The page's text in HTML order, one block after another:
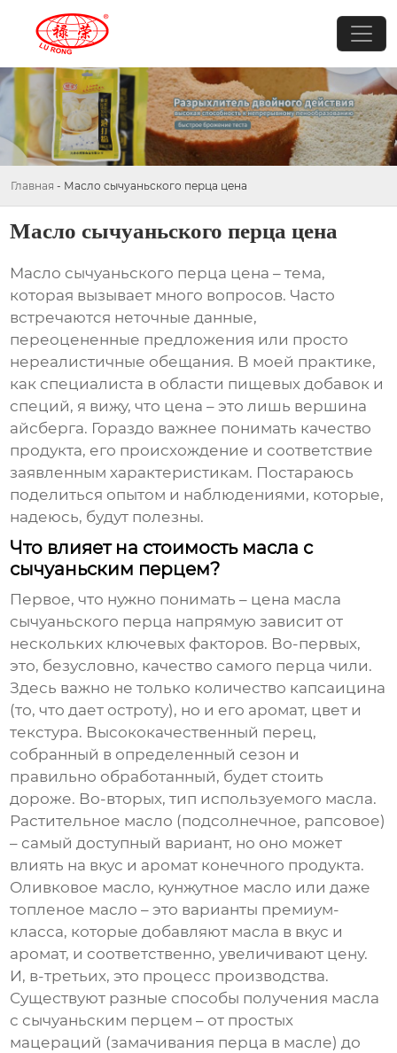
Главная - Масло сычуаньского перца цена
Масло сычуаньского перца цена
Масло сычуаньского перца цена – тема,
которая вызывает много вопросов. Часто
встречаются неточные данные,
переоцененные предложения или просто
нереалистичные обещания. В моей практике,
как специалиста в области пищевых добавок и
специй, я вижу, что цена – это лишь вершина
айсберга. Гораздо важнее понимать качество
продукта, его происхождение и соответствие
заявленным характеристикам. Постараюсь
поделиться опытом и наблюдениями, которые,
надеюсь, будут полезны.
Что влияет на стоимость масла с
сычуаньским перцем?
Первое, что нужно понимать – цена масла
сычуаньского перца напрямую зависит от
нескольких ключевых факторов. Во-первых,
это, безусловно, качество самого перца чили.
Здесь важно не только количество капсаицина
(то, что дает остроту), но и его аромат, цвет и
текстура. Высококачественный перец,
собранный в определенный сезон и
правильно обработанный, будет стоить
дороже. Во-вторых, тип используемого масла.
Растительное масло (подсолнечное, рапсовое)
– самый доступный вариант, но оно может
влиять на вкус и аромат конечного продукта.
Оливковое масло, кунжутное масло или даже
топленое масло – это варианты премиум-
класса, которые добавляют масла в вкус и
аромат, и соответственно, увеличивают цену.
И, в-третьих, это процесс производства.
Существуют разные способы получения масла
с сычуаньским перцем – от простых
мацераций (замачивания перца в масле) до